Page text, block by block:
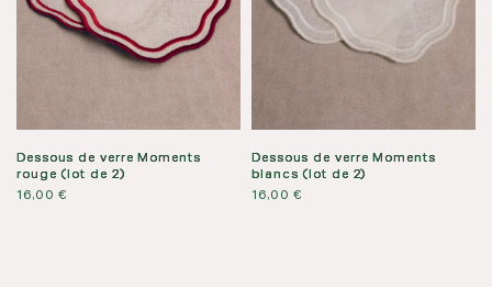
Dessous de verre Moments
rouge (lot de 2)
16,00€
Dessous de verre Moments
blancs (lot de 2)
16,00€